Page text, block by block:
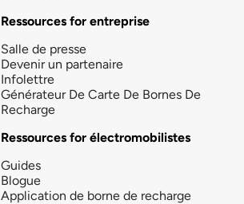
Ressources for entreprise
Salle de presse
Devenir un partenaire
Infolettre
Générateur De Carte De Bornes De
Recharge
Ressources for électromobilistes
Guides
Blogue
Application de borne de recharge